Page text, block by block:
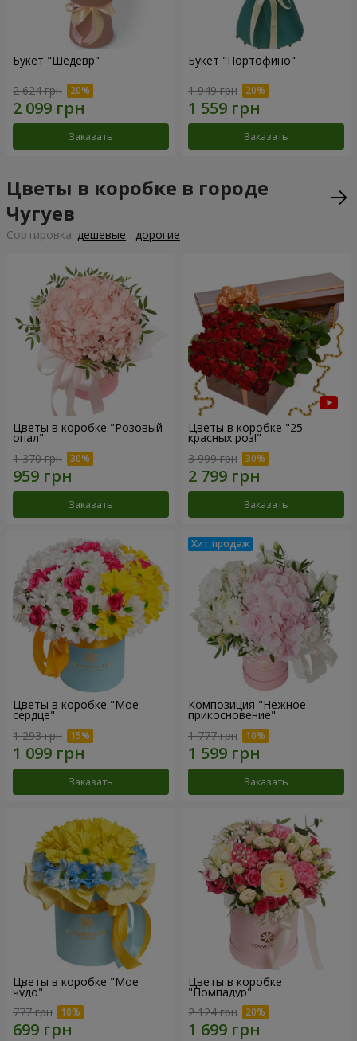
Букет "Шедевр"
2 624 грн
Заказать
Букет "Портофино"
1 949 грн
Заказать
Цветы в коробке в городе
Чугуев
Cортировка: дешевые дорогие
Цветы в коробке "Розовый
опал"
1 370 грн
Заказать
Цветы в коробке "25
красных роз!"
3 999 грн
Заказать
Цветы в коробке "Мое
сердце"
1 293 грн
Заказать
Композиция "Нежное
прикосновение"
1 777 грн
Заказать
Цветы в коробке "Мое
чудо"
777 грн
Цветы в коробке
"Помпадур"
2 124 грн